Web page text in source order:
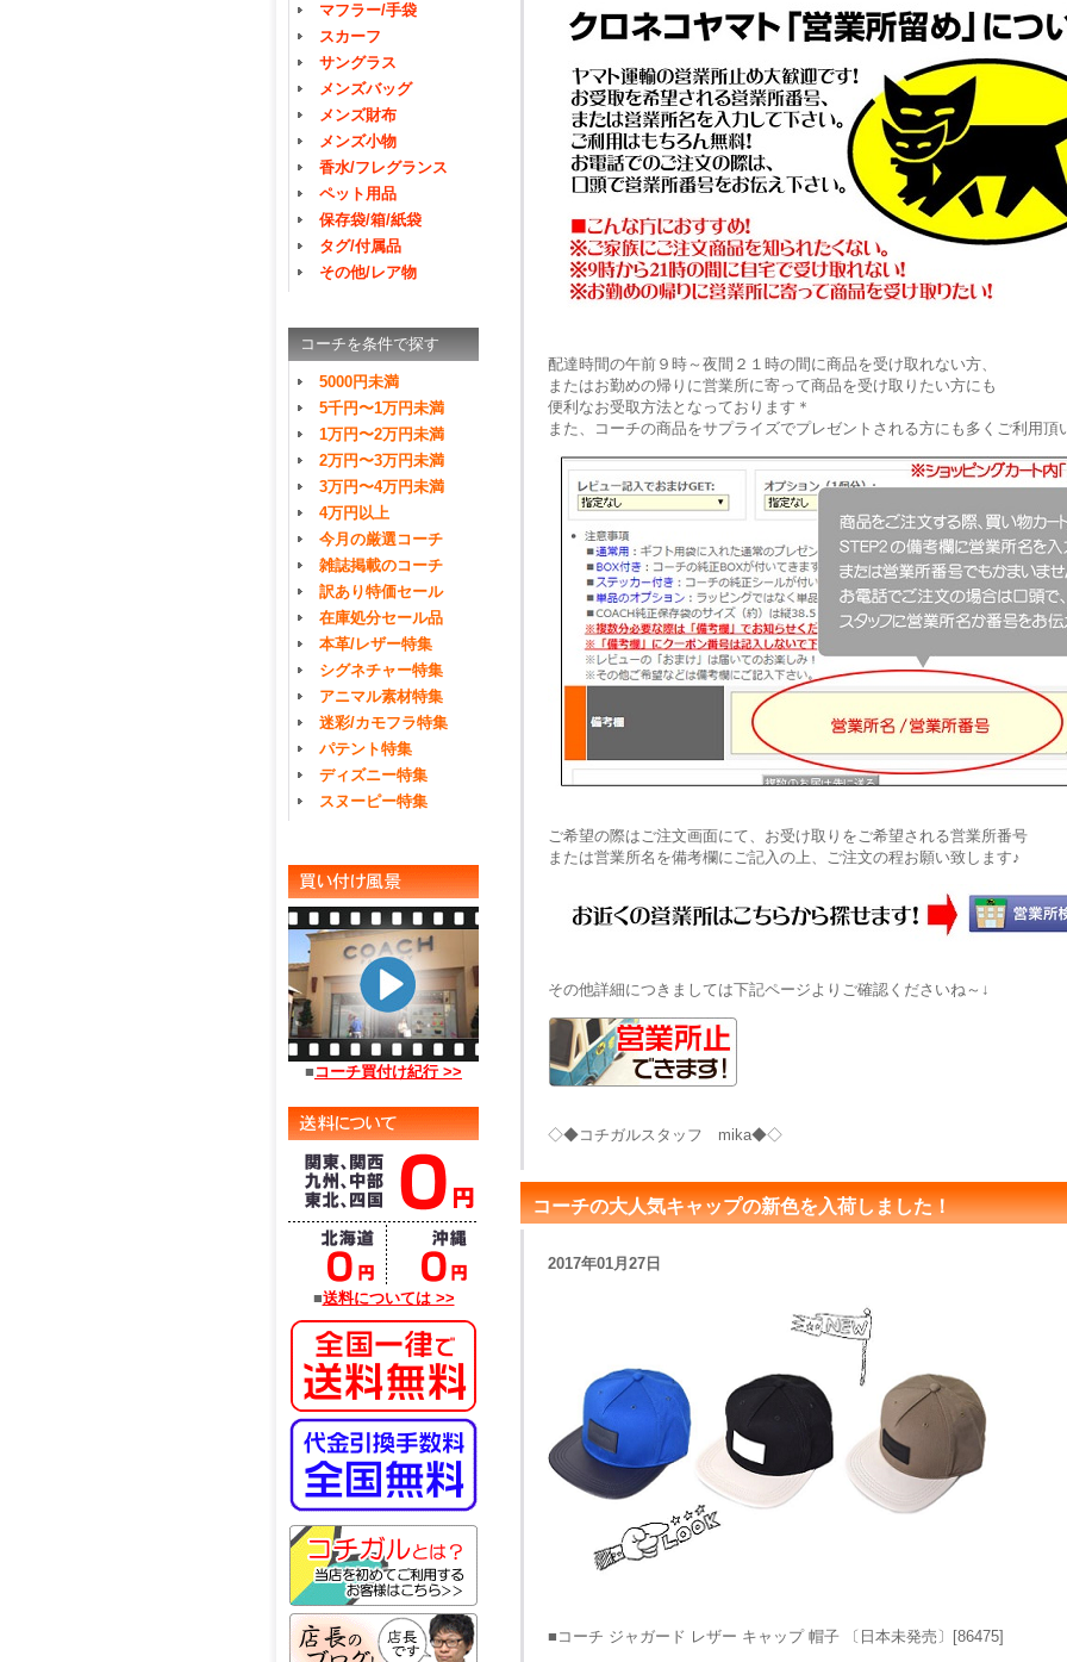
マフラー/手袋
スカーフ
サングラス
メンズバッグ
メンズ財布
メンズ小物
香水/フレグランス
ペット用品
保存袋/箱/紙袋
タグ/付属品
その他/レア物
コーチを条件で探す
5000円未満
5千円〜1万円未満
1万円〜2万円未満
2万円〜3万円未満
3万円〜4万円未満
4万円以上
今月の厳選コーチ
雑誌掲載のコーチ
訳あり特価セール
在庫処分セール品
本革/レザー特集
シグネチャー特集
アニマル素材特集
迷彩/カモフラ特集
パテント特集
ディズニー特集
スヌーピー特集
■ コーチ買付け紀行 >>
■送料については >>
配達時間の午前９時～夜間２１時の間に商品を受け取れない方、
またはお勤めの帰りに営業所に寄って商品を受け取りたい方にも
便利なお受取方法となっております＊
また、コーチの商品をサプライズでプレゼントされる方にも多くご利用
ご希望の際はご注文画面にて、お受け取りをご希望される営業所番号
または営業所名を備考欄にご記入の上、ご注文の程お願い致します♪
その他詳細につきましては下記ページよりご確認くださいね～↓
◇◆コチガルスタッフ mika◆◇
コーチの大人気キャップの新色を入荷しました！
2017年01月27日
■コーチ ジャガード レザー キャップ 帽子 〔日本未発売〕[86475]